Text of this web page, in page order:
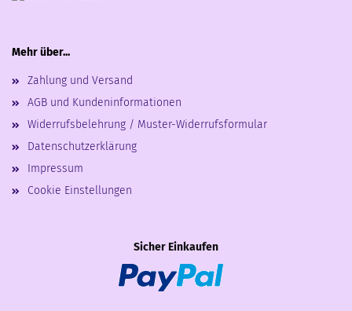
Mehr über...
Zahlung und Versand
AGB und Kundeninformationen
Widerrufsbelehrung / Muster-Widerrufsformular
Datenschutzerklärung
Impressum
Cookie Einstellungen
Sicher Einkaufen